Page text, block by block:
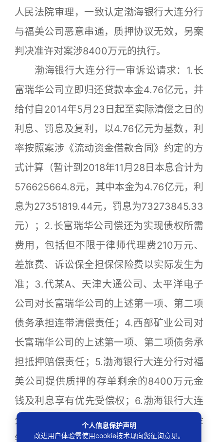
人民法院审理，一致认定渤海银行大连分行
与福美公司恶意串通，质押协议无效，另案
判决准许对案涉8400万元的执行。
渤海银行大连分行一审诉讼请求：1.长
富瑞华公司立即归还贷款本金4.76亿元，并
给付自2014年5月23日起至实际清偿之日的
利息、罚息及复利，以4.76亿元为基数，利
率按照案涉《流动资金借款合同》约定的方
式计算（暂计到2018年11月28日本息合计为
576625664.8元，其中本金为4.76亿元，利
息为27351819.44元，罚息为73273845.33
元）；2.长富瑞华公司偿还为实现债权所需
费用，包括但不限于律师代理费210万元、
差旅费、诉讼保全担保保险费以实际发生为
准；3.代某A、天津大通公司、太平洋电子
公司对长富瑞华公司的上述第一项、第二项
债务承担连带清偿责任；4.西部矿业公司对
长富瑞华公司的上述第一项、第二项债务承
担抵押赔偿责任；5.渤海银行大连分行对福
美公司提供质押的存单剩余的8400万元金
钱及利息享有优先受偿权；6.渤海银行大连
分行对福美公司提供的保证金质押账户内金
个人信息保护声明
改进用户体验需使用cookie技术现向您征询意见。